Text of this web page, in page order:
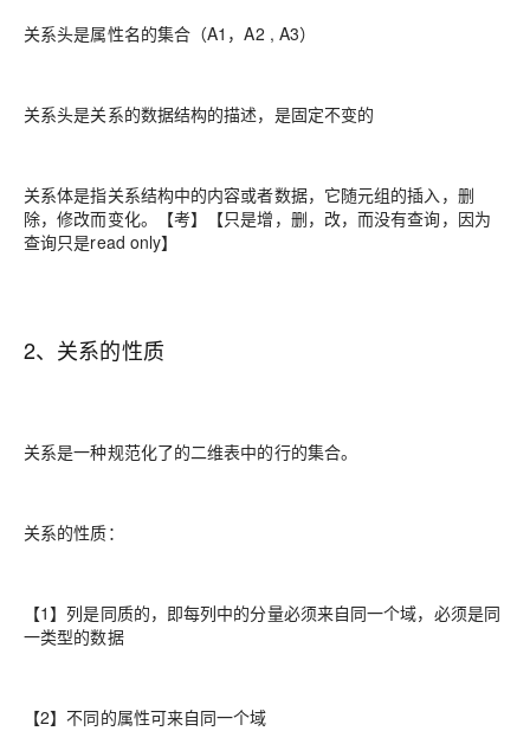
关系头是属性名的集合（A1，A2 , A3）
关系头是关系的数据结构的描述，是固定不变的
关系体是指关系结构中的内容或者数据，它随元组的插入，删
除，修改而变化。【考】【只是增，删，改，而没有查询，因为
查询只是read only】
2、关系的性质
关系是一种规范化了的二维表中的行的集合。
关系的性质：
【1】列是同质的，即每列中的分量必须来自同一个域，必须是同
一类型的数据
【2】不同的属性可来自同一个域